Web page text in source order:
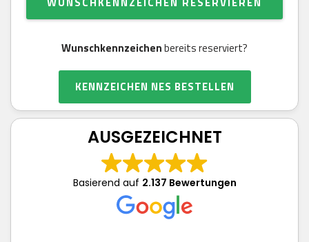
Wunschkennzeichenbereits reserviert?
KENNZEICHEN NES BESTELLEN
AUSGEZEICHNET
Basierend auf 2.137 Bewertungen